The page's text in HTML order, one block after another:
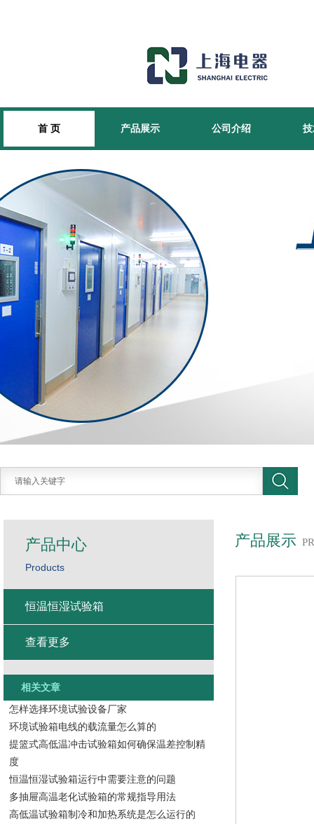
首 页 产品展示 公司介绍
产品展示
产品中心
Products
恒温恒湿试验箱
查看更多
相关文章
怎样选择环境试验设备厂家
环境试验箱电线的载流量怎么算的
提篮式高低温冲击试验箱如何确保温差控制精
度
恒温恒湿试验箱运行中需要注意的问题
多抽屉高温老化试验箱的常规指导用法
高低温试验箱制冷和加热系统是怎么运行的